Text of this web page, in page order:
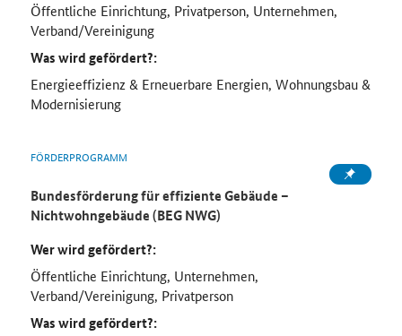
Öffentliche Einrichtung, Privatperson, Unternehmen,
Verband/Vereinigung
Was wird gefördert?:
Energieeffizienz & Erneuerbare Energien, Wohnungsbau &
Modernisierung
FÖRDERPROGRAMM
Bundesförderung für effiziente Gebäude –
Nichtwohngebäude (BEG NWG)
Wer wird gefördert?:
Öffentliche Einrichtung, Unternehmen,
Verband/Vereinigung, Privatperson
Was wird gefördert?: